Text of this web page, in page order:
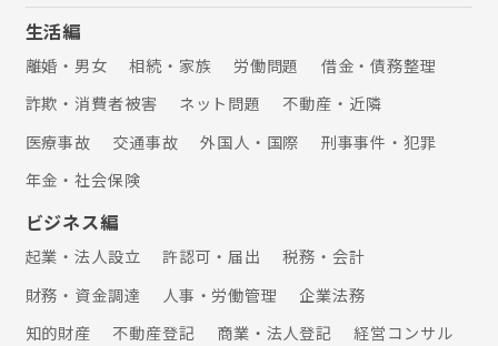
生活編
離婚・男女 相続・家族 労働問題
借金・債務整理
詐欺・消費者被害
ネット問題
不動産・近隣
医療事故
交通事故 外国人・国際
刑事事件・犯罪
年金・社会保険
ビジネス編
起業・法人設立 許認可・届出
税務・会計
財務・資金調達
人事・労働管理
企業法務
知的財産
不動産登記 商業・法人登記 経営コンサル